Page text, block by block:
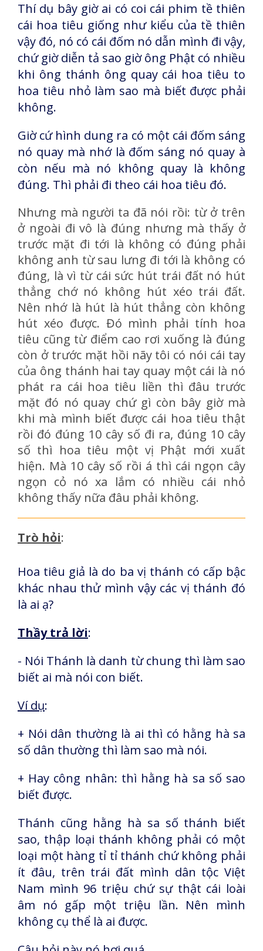
Thí dụ bây giờ ai có coi cái phim tề thiên
cái hoa tiêu giống như kiểu của tề thiên
vậy đó, nó có cái đốm nó dẫn mình đi vậy,
chứ giờ diễn tả sao giờ ông Phật có nhiều
khi ông thánh ông quay cái hoa tiêu to
hoa tiêu nhỏ làm sao mà biết được phải
không.
Giờ cứ hình dung ra có một cái đốm sáng
nó quay mà nhớ là đốm sáng nó quay à
còn nếu mà nó không quay là không
đúng. Thì phải đi theo cái hoa tiêu đó.
Nhưng mà người ta đã nói rồi: từ ở trên
ở ngoài đi vô là đúng nhưng mà thấy ở
trước mặt đi tới là không có đúng phải
không anh từ sau lưng đi tới là không có
đúng, là vì từ cái sức hút trái đất nó hút
thẳng chớ nó không hút xéo trái đất.
Nên nhớ là hút là hút thẳng còn không
hút xéo được. Đó mình phải tính hoa
tiêu cũng từ điểm cao rơi xuống là đúng
còn ở trước mặt hồi nãy tôi có nói cái tay
của ông thánh hai tay quay một cái là nó
phát ra cái hoa tiêu liền thì đâu trước
mặt đó nó quay chứ gì còn bây giờ mà
khi mà mình biết được cái hoa tiêu thật
rồi đó đúng 10 cây số đi ra, đúng 10 cây
số thì hoa tiêu một vị Phật mới xuất
hiện. Mà 10 cây số rồi á thì cái ngọn cây
ngọn cỏ nó xa lắm có nhiều cái nhỏ
không thấy nữa đâu phải không.
Trò hỏi:
Hoa tiêu giả là do ba vị thánh có cấp bậc
khác nhau thử mình vậy các vị thánh đó
là ai ạ?
Thầy trả lời:
- Nói Thánh là danh từ chung thì làm sao
biết ai mà nói con biết.
Ví dụ:
+ Nói dân thường là ai thì có hằng hà sa
số dân thường thì làm sao mà nói.
+ Hay công nhân: thì hằng hà sa số sao
biết được.
Thánh cũng hằng hà sa số thánh biết
sao, thập loại thánh không phải có một
loại một hàng tỉ tỉ thánh chứ không phải
ít đâu, trên trái đất mình dân tộc Việt
Nam mình 96 triệu chứ sự thật cái loài
âm nó gấp một triệu lần. Nên mình
không cụ thể là ai được.